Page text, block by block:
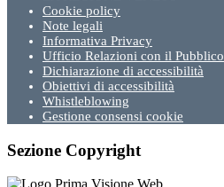
Cookie policy
Note legali
Informativa Privacy
Ufficio Relazioni con il Pubblico
Dichiarazione di accessibilità
Obiettivi di accessibilità
Whistleblowing
Gestione consensi cookie
Sezione Copyright